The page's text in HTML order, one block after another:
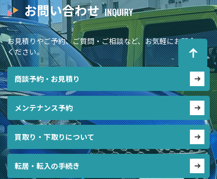
お問い合わせ
お見積りやご予約、ご質問・ご相談など、お気軽にお問合せ
ください。
商談予約・お見積り
メンテナンス予約
買取り・下取りについて
転居・転入の手続き